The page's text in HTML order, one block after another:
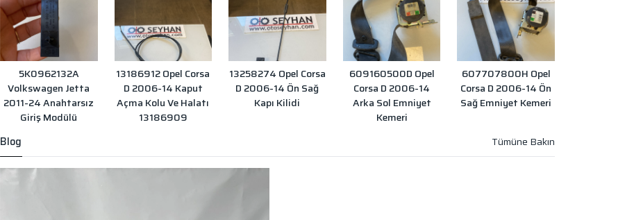
5K0962132A
Volkswagen Jetta
2011-24 Anahtarsız
Giriş Modülü
13186912 Opel Corsa
D 2006-14 Kaput
Açma Kolu Ve Halatı
13186909
13258274 Opel Corsa
D 2006-14 Ön Sağ
Kapı Kilidi
609160500D Opel
Corsa D 2006-14
Arka Sol Emniyet
Kemeri
607707800H Opel
Corsa D 2006-14 Ön
Sağ Emniyet Kemeri
Blog